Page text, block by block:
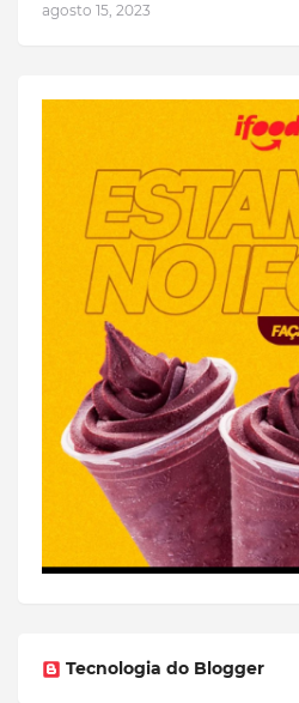
agosto 15, 2023
Tecnologia do Blogger